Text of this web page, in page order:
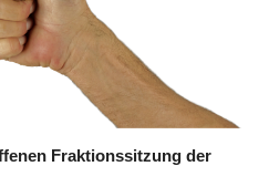
Fraktionssitzung der